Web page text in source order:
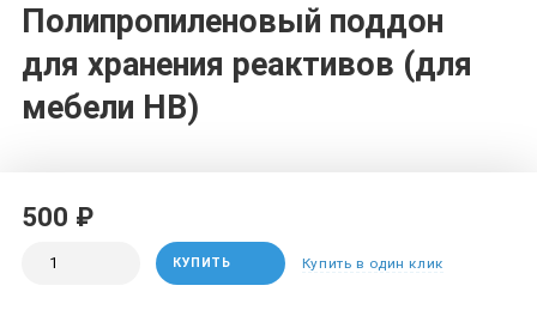
Полипропиленовый поддон
для хранения реактивов (для
мебели НВ)
500 ₽
КУПИТЬ Купить в один клик